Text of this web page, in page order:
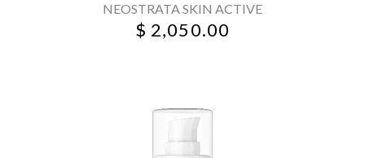
NEOSTRATA SKIN ACTIVE
$ 2,050.00